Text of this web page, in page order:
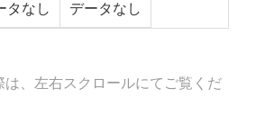
タなし データなし
は、左右スクロールにてご覧くだ